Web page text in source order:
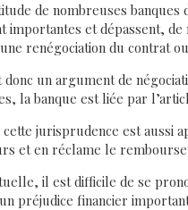
de nombreuses
importantes et dépassent,
renégociation du contrat
un argument de
la banque est liée par
jurisprudence est aussi
et en réclame le
il est difficile de se
préjudice financier